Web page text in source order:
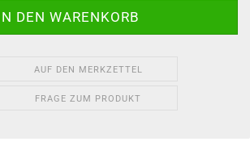
AUF DEN MERKZETTEL
FRAGE ZUM PRODUKT